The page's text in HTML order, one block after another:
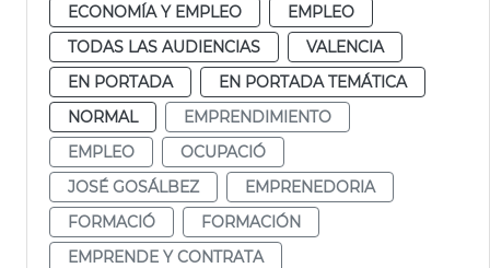
ECONOMÍA Y EMPLEO
EMPLEO
TODAS LAS AUDIENCIAS
VALENCIA
EN PORTADA
EN PORTADA TEMÁTICA
NORMAL
EMPRENDIMIENTO
EMPLEO
OCUPACIÓ
JOSÉ GOSÁLBEZ
EMPRENEDORIA
FORMACIÓ
FORMACIÓN
EMPRENDE Y CONTRATA